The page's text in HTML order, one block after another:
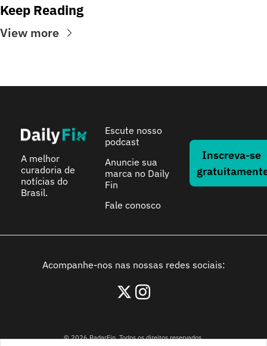
Keep Reading
View more
A melhor
curadoria de
notícias do
Brasil.
Escute nosso
podcast
Anuncie sua
marca no Daily
Fin
Fale conosco
Inscreva-se
Acompanhe-nos nas nossas redes sociais:
© 2026 RadarFin. Todos os direitos reservados.